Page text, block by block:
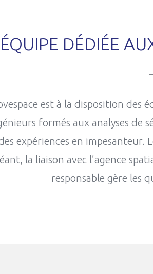
DÉDIÉE
est à la disposition des
formés aux analyses de
expériences en impesanteur.
la liaison avec l’agence
responsable gère les